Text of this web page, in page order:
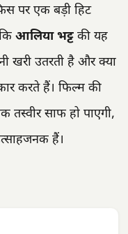
पर एक बड़ी हिट
आलिया भट्ट की यह
खरी उतरती है और क्या
करते हैं। फिल्म की
तस्वीर साफ हो पाएगी,
हैं।